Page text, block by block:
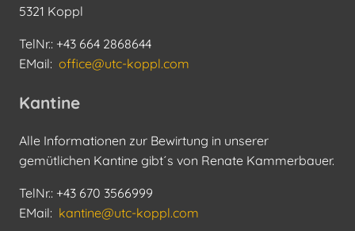
5321 Koppl
TelNr.: +43 664 2868644
EMail: office@utc-koppl.com
Kantine
Alle Informationen zur Bewirtung in unserer
gemütlichen Kantine gibt´s von Renate Kammerbauer.
TelNr.: +43 670 3566999
EMail: kantine@utc-koppl.com